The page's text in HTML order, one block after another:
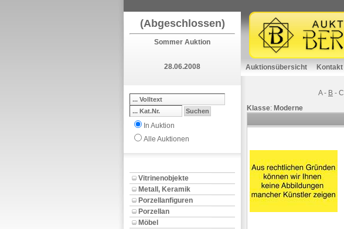
(Abgeschlossen)
Sommer Auktion
28.06.2008
In Auktion
Alle Auktionen
Vitrinenobjekte
Metall, Keramik
Porzellanfiguren
Porzellan
Möbel
Auktionsübersicht Kontakt
A- B - C
Klasse: Moderne